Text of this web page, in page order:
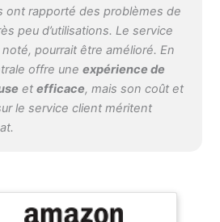
ont rapporté des problèmes de
peu d’utilisations. Le service
pourrait être amélioré. En
offre uneexpérience de
etefficace, mais son coût et
le service client méritent